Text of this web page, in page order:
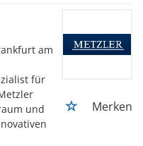
am
für
und
Merken